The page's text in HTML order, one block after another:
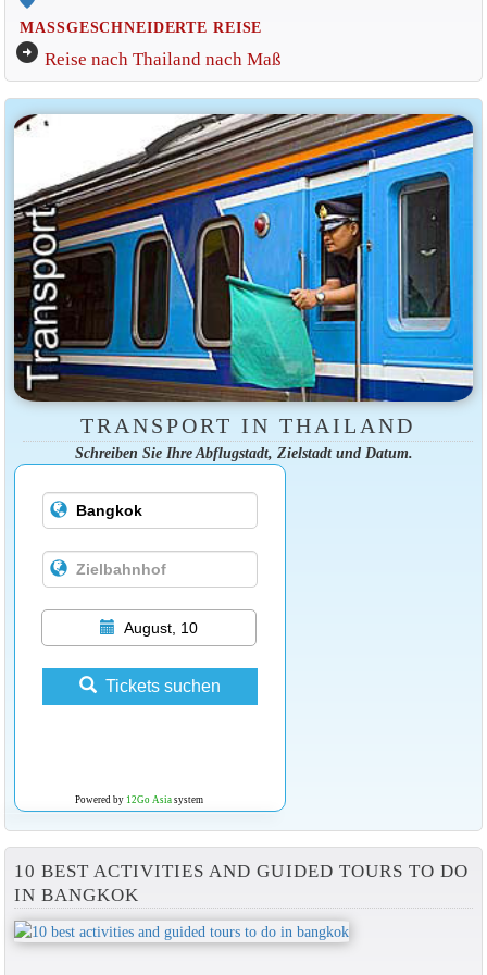
MASSGESCHNEIDERTE REISE
arrow_circle_right Reise nach Thailand nach Maß
TRANSPORT IN THAILAND
Schreiben Sie Ihre Abflugstadt, Zielstadt und Datum.
August, 10
Tickets suchen
Powered by 12Go Asiasystem
10 BEST ACTIVITIES AND GUIDED TOURS TO DO
IN BANGKOK